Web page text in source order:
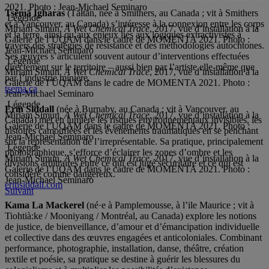
2021. Photo : Jean-Michael Seminaro
Légende
Miriam Simun,A Wet Chemical Trace, 2017, vue d’installation à la
Galerie de l’UQAM dans le cadre de MOMENTA 2021. Photo :
Jean-Michael Seminaro
Légende
Miriam Simun, A Wet Chemical Trace, 2017, vue d’installation à la
Galerie de l’UQAM dans le cadre de MOMENTA 2021. Photo :
Jean-Michael Seminaro
Légende
Miriam Simun,A Wet Chemical Trace, 2017, vue d’installation à la
Galerie de l’UQAM dans le cadre de MOMENTA 2021. Photo :
Jean-Michael Seminaro
Légende
Miriam Simun,A Wet Chemical Trace, 2017, vue d’installation à la
Galerie de l’UQAM dans le cadre de MOMENTA 2021. Photo :
Jean-Michael Seminaro
Suivant
Ts̱ēmā Igharas(Tāłtān, née à Smithers, au Canada ; vit à Smithers
et à Vancouver, au Canada) s’intéresse à la connexion entre les corps
et la terre, ainsi qu’aux enjeux liés aux logiques extractivistes à
travers des stratégies de résistance et des méthodologies autochtones.
Ses œuvres s’articulent souvent autour d’interventions effectuées
directement sur le territoire – aussi bien par l’artiste elle-même que
par l’industrie minière.
tsema.ca
Erin Siddall (née à Burnaby, au Canada ; vit à Vancouver, au
Canada) met en lumière les risques environnementaux invisibles, les
histoires camouflées et les évènements traumatiques en se penchant
sur la représentation de l’irreprésentable. Sa pratique, principalement
photographique, s’efforce d’éclairer les zones d’ombre et les
divisions arbitraires entre ce qui est jugé sécuritaire et ce qui est
considéré comme dangereux.
erinsiddall.com
Kama La Mackerel (né·e à Pamplemousse, à l’ile Maurice ; vit à
Tiohtià:ke / Mooniyang / Montréal, au Canada) explore les notions
de justice, de bienveillance, d’amour et d’émancipation individuelle
et collective dans des œuvres engagées et anticoloniales. Combinant
performance, photographie, installation, danse, théâtre, création
textile et poésie, sa pratique se destine à guérir les blessures du